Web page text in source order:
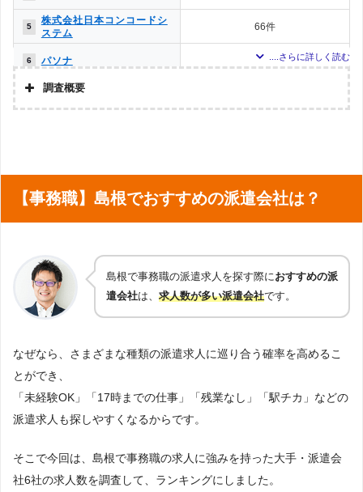
看護師（ナース）の短期単発 看護助手
薬剤師 研究職
添乗員・ツアーコンダクター 翻訳・通訳
ブライダルスタッフ パチンコスタッフ
短期バイト・単発バイトの派遣
スポット 期間工 夜勤
フリーター
5
株式会社日本コンコードシ
ステム
66件
6 パソナ 57件
7 テンプスタッフフォーラム
10
パーソルファクトリーパー
トナーズ株式会社
15件
株式会社エスティーエス
12
パーソルエクセルHRパート
ナーズ
0件
12 リクルートスタッフィング 0件
調査概要
働者派遣事業許可』を取得している」企業を対象
域：島根」の条件に合致する求人数をカウントしました。
調査日
2023年5月調査
【事務職】島根でおすすめの派遣会社は？
島根で事務職の派遣求人を探す際におすすめの派
遣会社は、 求人数が多い派遣会社です。
なぜなら、さまざまな種類の派遣求人に巡り合う確率を高めるこ
とができ、
「未経験OK」「17時までの仕事」「残業なし」「駅チカ」などの
派遣求人も探しやすくなるからです。
そこで今回は、島根で事務職の求人に強みを持った大手・派遣会
社6社の求人数を調査して、ランキングにしました。